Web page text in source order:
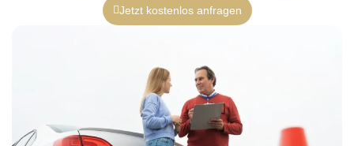
Jetzt kostenlos anfragen